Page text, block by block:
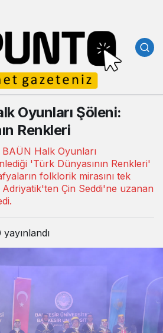
Oyunları Şöleni:
Renkleri
BAÜN Halk Oyunları
'Türk Dünyasının Renkleri'
folklorik mirasını tek
Çin Seddi'ne uzanan
yayınlandı